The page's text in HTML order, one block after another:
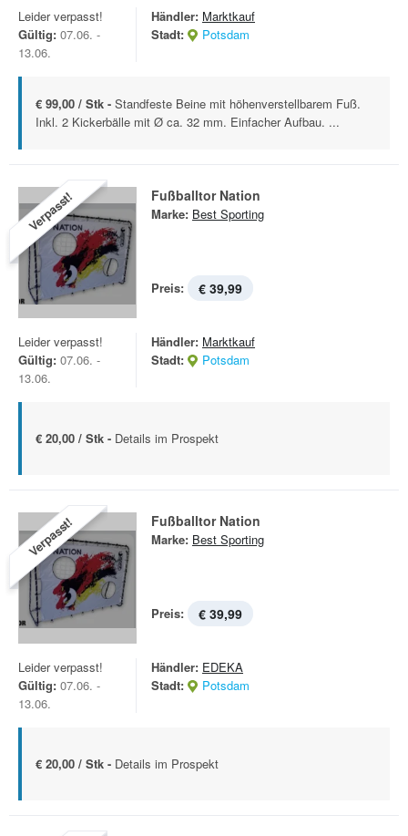
Leider verpasst!
Gültig: 07.06. -
13.06.
Händler: Marktkauf
Stadt:
Potsdam
€ 99,00 / Stk - Standfeste Beine mit höhenverstellbarem Fuß.
Inkl. 2 Kickerbälle mit Ø ca. 32 mm. Einfacher Aufbau. ...
Verpasst! Fußballtor Nation
Marke: Best Sporting
Preis: € 39,99
Leider verpasst!
Gültig: 07.06. -
13.06.
Händler: Marktkauf
Stadt:
Potsdam
€ 20,00 / Stk - Details im Prospekt
Verpasst! Fußballtor Nation
Marke: Best Sporting
Preis: € 39,99
Leider verpasst!
Gültig: 07.06. -
13.06.
Händler: EDEKA
Stadt:
Potsdam
€ 20,00 / Stk - Details im Prospekt